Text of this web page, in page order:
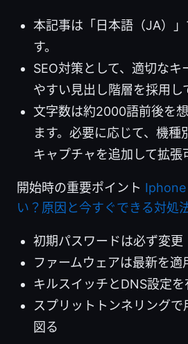
本記事は「日本語（JA）
す。
SEO対策として、適切なキ
やすい見出し階層を採用し
文字数は約2000語前後を
ます。必要に応じて、機種
キャプチャを追加して拡張
開始時の重要ポイント
い？原因と今すぐできる対処
初期パスワードは必ず変更
ファームウェアは最新を適
キルスイッチとDNS設定を
スプリットトンネリングで
図る